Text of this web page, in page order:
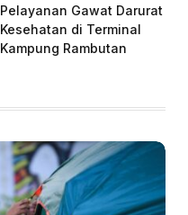
Pelayanan Gawat Darurat
Kesehatan di Terminal
Kampung Rambutan